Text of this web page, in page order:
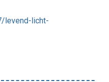
levend-licht-